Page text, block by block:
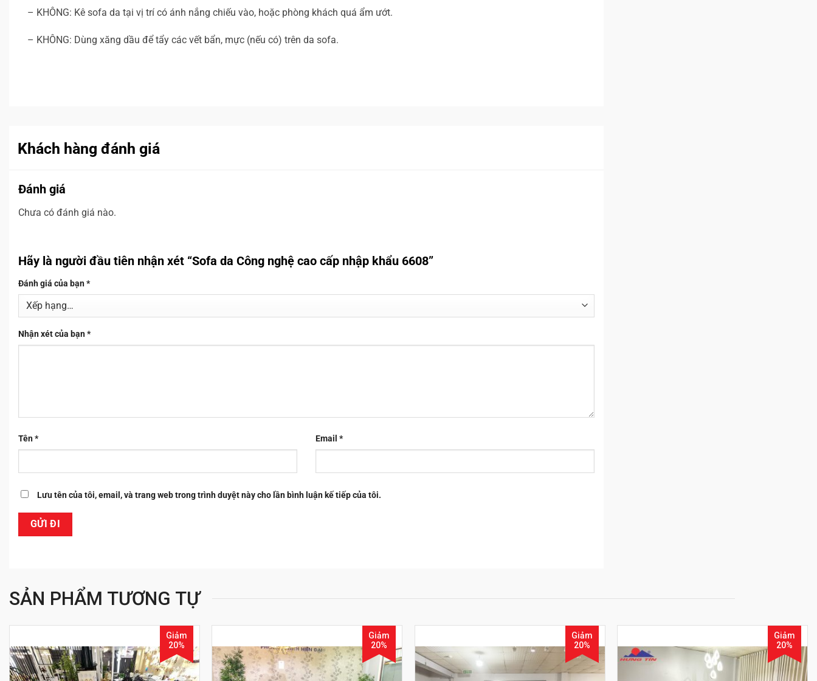
– KHÔNG: Kê sofa da tại vị trí có ánh nắng chiếu vào, hoặc phòng khách quá ẩm ướt.
– KHÔNG: Dùng xăng dầu để tẩy các vết bẩn, mực (nếu có) trên da sofa.
Khách hàng đánh giá
Đánh giá
Chưa có đánh giá nào.
Hãy là người đầu tiên nhận xét “Sofa da Công nghệ cao cấp nhập khẩu 6608”
Đánh giá của bạn*
Nhận xét của bạn*
Tên* Email *
Lưu tên của tôi, email, và trang web trong trình duyệt này cho lần bình luận kế tiếp của tôi.
SẢN PHẨM TƯƠNG TỰ
Giảm
20%
Giảm
20%
Giảm
20%
Giảm
20%